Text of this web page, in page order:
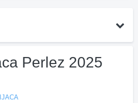
Perlez 2025